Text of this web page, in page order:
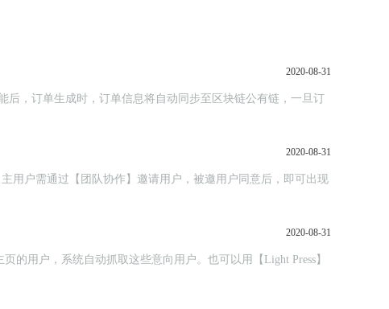
2020-08-31
，订单生成时，订单信息将自动同步至区块链公有链，一旦订
2020-08-31
用户需通过【团队协作】邀请用户，被邀用户同意后，即可出现
2020-08-31